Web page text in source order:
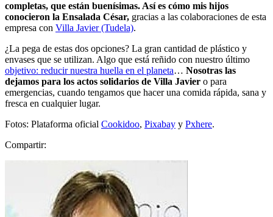
completas, que están buenísimas. Así es cómo mis hijos
conocieron la Ensalada César, gracias a las colaboraciones de esta
empresa con Villa Javier (Tudela).
¿La pega de estas dos opciones? La gran cantidad de plástico y
envases que se utilizan. Algo que está reñido con nuestro último
objetivo: reducir nuestra huella en el planeta… Nosotras las
dejamos para los actos solidarios de Villa Javier o para
emergencias, cuando tengamos que hacer una comida rápida, sana y
fresca en cualquier lugar.
Fotos: Plataforma oficial Cookidoo, Pixabay y Pxhere.
Compartir: